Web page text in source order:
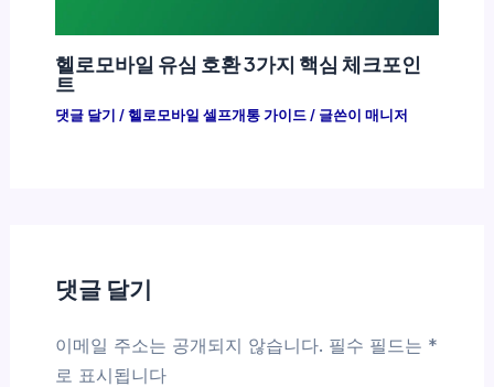
헬로모바일 유심 호환 3가지 핵심 체크포인
트
댓글 달기 / 헬로모바일 셀프개통 가이드/ 글쓴이 매니저
댓글 달기
이메일 주소는 공개되지 않습니다. 필수 필드는 *
로 표시됩니다